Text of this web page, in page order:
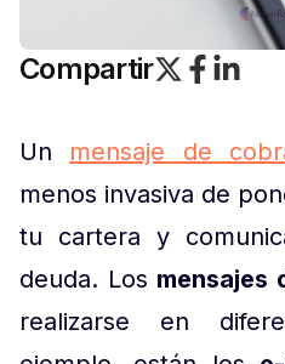
Compartir
Un mensaje de
menos invasiva de
tu cartera y
deuda. Los mensajes
realizarse en